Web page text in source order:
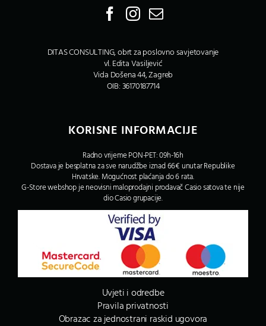
DITAS CONSULTING, obrt za poslovno savjetovanje
vl. Edita Vasiljević
Vida Došena 44, Zagreb
OIB: 36170187714
KORISNE INFORMACIJE
Radno vrijeme PON-PET: 09h-16h
Dostava je besplatna za sve narudžbe iznad 66€ unutar Republike
Hrvatske. Mogućnost plaćanja do 6 rata.
G-Store webshop je neovisni maloprodajni prodavač Casio satova te nije
dio Casio grupacije.
Uvjeti i odredbe
Pravila privatnosti
Obrazac za jednostrani raskid ugovora